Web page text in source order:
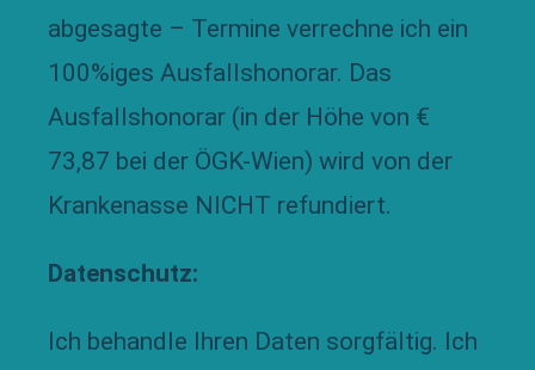
abgesagte – Termine verrechne ich ein
100%iges Ausfallshonorar. Das
Ausfallshonorar (in der Höhe von €
73,87 bei der ÖGK-Wien) wird von der
Krankenasse NICHT refundiert.
Datenschutz:
Ich behandle Ihren Daten sorgfältig. Ich